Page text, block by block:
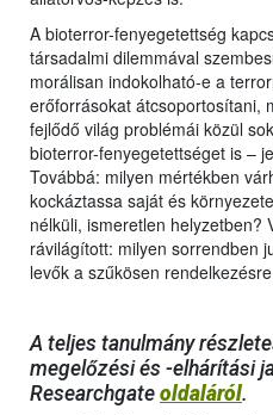
A bioterror-fenyegetettség
társadalmi dilemmával
morálisan indokolható-e a
erőforrásokat átcsoportosítani,
fejlődő világ problémái közül
bioterror-fenyegetettséget is –
Továbbá: milyen mértékben
kockáztassa saját és
nélküli, ismeretlen helyzetben?
rávilágított: milyen sorrendben
levők a szűkösen
A teljes tanulmány
megelőzési és -elhárítási
Researchgate oldaláról.